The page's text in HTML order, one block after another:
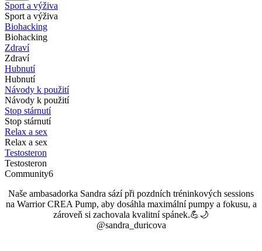
Sport a výživa
Sport a výživa
Biohacking
Biohacking
Zdraví
Zdraví
Hubnutí
Hubnutí
Návody k použití
Návody k použití
Stop stárnutí
Stop stárnutí
Relax a sex
Relax a sex
Testosteron
Testosteron
Community6
Naše ambasadorka Sandra sází při pozdních tréninkových sessions
na Warrior CREA Pump, aby dosáhla maximální pumpy a fokusu, a
zároveň si zachovala kvalitní spánek.💪🌙
@sandra_duricova